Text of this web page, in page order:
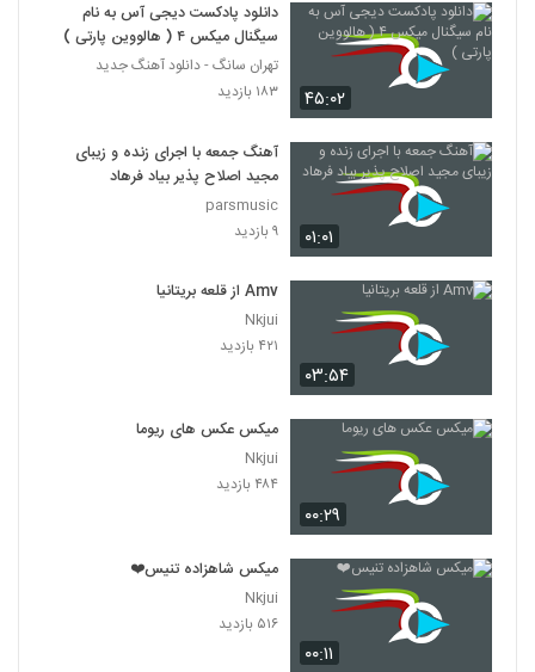
۴۵:۰۲
دانلود پادکست دیجی آس به نام
سیگنال میکس ۴ ( هالووین پارتی )
تهران سانگ - دانلود آهنگ جدید
۱۸۳ بازدید
۰۱:۰۱
آهنگ جمعه با اجرای زنده و زیبای
مجید اصلاح پذیر بیاد فرهاد
parsmusic
۹ بازدید
۰۳:۵۴
Amv از قلعه بریتانیا
Nkjui
۴۲۱ بازدید
۰۰:۲۹
میکس عکس های ریوما
Nkjui
۴۸۴ بازدید
۰۰:۱۱
میکس شاهزاده تنیس❤️
Nkjui
۵۱۶ بازدید